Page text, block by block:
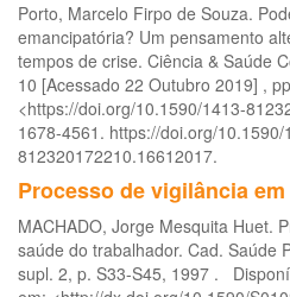
Porto, Marcelo Firpo de Souza.
emancipatória? Um pensamento
tempos de crise. Ciência & Saúde
10 [Acessado 22 Outubro 2019] ,
<https://doi.org/10.1590/1413-
1678-4561. https://doi.org/10.1590/
812320172210.16612017.
Processo de vigilância
MACHADO, Jorge Mesquita Huet.
saúde do trabalhador. Cad. Saúde
supl. 2, p. S33-S45, 1997 .